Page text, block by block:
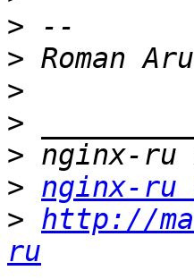
>
>
>
>
>
> nginx-ru
> http://
ru